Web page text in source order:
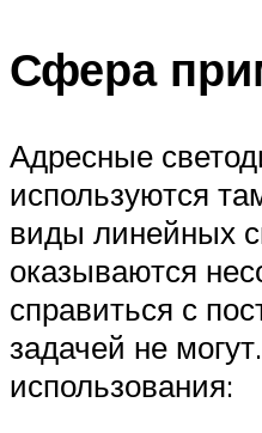
Сфера
Адресные
используются
виды линейных
оказываются
справиться с
задачей не
использования: